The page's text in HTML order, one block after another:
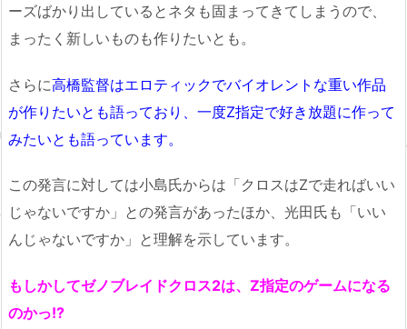
ーズばかり出しているとネタも固まってきてしまうので、
まったく新しいものも作りたいとも。
さらに高橋監督はエロティックでバイオレントな重い作品
が作りたいとも語っており、一度Z指定で好き放題に作って
みたいとも語っています。
この発言に対しては小島氏からは「クロスはZで走ればいい
じゃないですか」との発言があったほか、光田氏も「いい
んじゃないですか」と理解を示しています。
もしかしてゼノブレイドクロス2は、Z指定のゲームになる
のかっ!?